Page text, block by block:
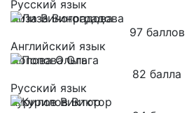
Русский язык
Лиза Виноградова
97 баллов
Английский язык
Попова Ольга
82 балла
Русский язык
Курилов Виктор